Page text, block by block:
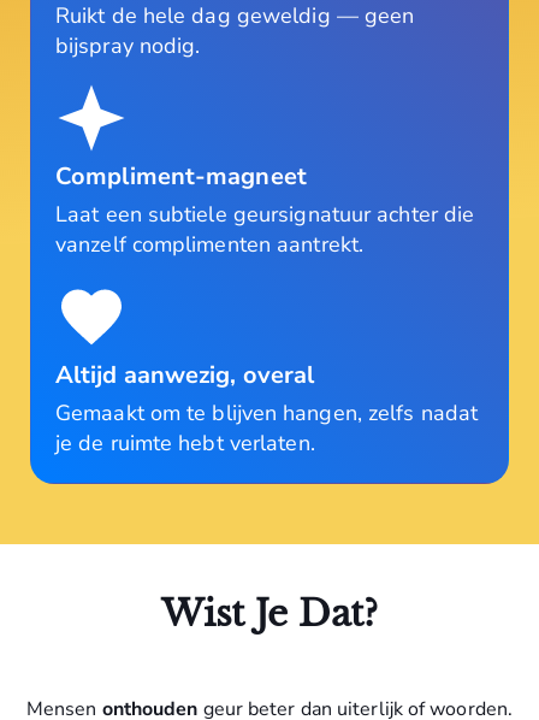
Ruikt de hele dag geweldig — geen
bijspray nodig.
Compliment-magneet
Laat een subtiele geursignatuur achter die
vanzelf complimenten aantrekt.
Altijd aanwezig, overal
Gemaakt om te blijven hangen, zelfs nadat
je de ruimte hebt verlaten.
Wist Je Dat?
Mensen onthouden geur beter dan uiterlijk of woorden.